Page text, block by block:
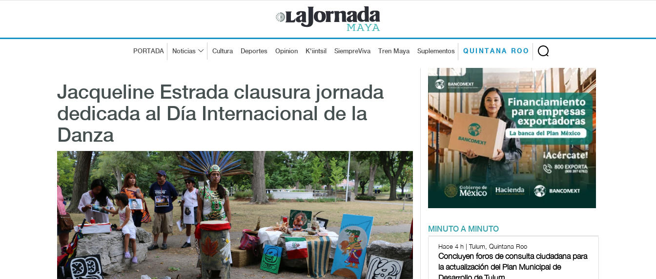
PORTADA Noticias Cultura Deportes Opinion K'iintsil SiempreViva Tren Maya Suplementos QUINTANA ROO
Jacqueline Estrada clausura jornada
dedicada al Día Internacional de la
Danza
MINUTO A MINUTO
Hace 4 h | Tulum, Quintana Roo
Concluyen foros de consulta ciudadana para
la actualización del Plan Municipal de